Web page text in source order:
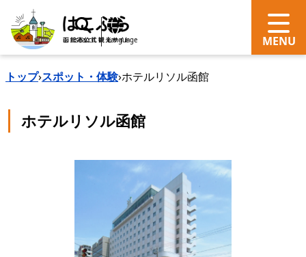
search Language
トップ›スポット・体験›ホテルリソル函館
ホテルリソル函館